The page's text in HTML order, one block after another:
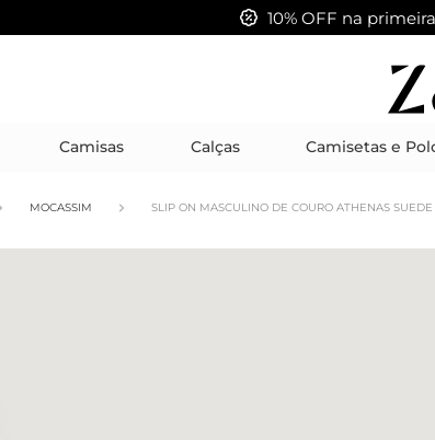
FRETE
Camisas Calças Camisetas e
MOCASSIM SLIP ON MASCULINO DE COURO ATHENAS SUEDE